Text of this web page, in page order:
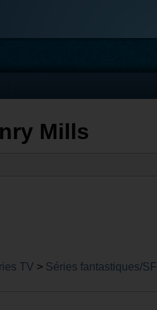
Mills
TV > Séries fantastiques/SF